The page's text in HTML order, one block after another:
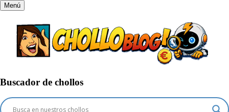
Menú
Buscador de chollos